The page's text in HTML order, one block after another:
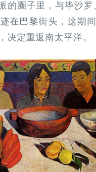
的圈子里，与毕沙
在巴黎街头，这期
决定重返南太平洋。